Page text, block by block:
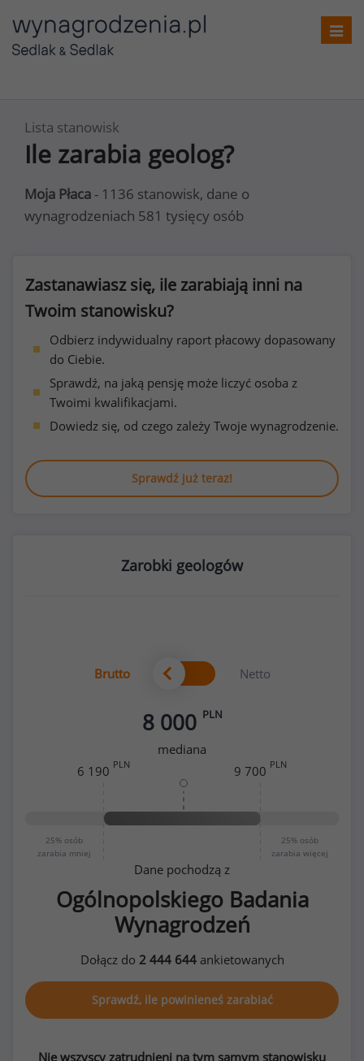
Lista stanowisk
Ile zarabia geolog?
Moja Płaca - 1136 stanowisk, dane o
wynagrodzeniach 581 tysięcy osób
Zastanawiasz się, ile zarabiają inni na
Twoim stanowisku?
Odbierz indywidualny raport płacowy dopasowany
do Ciebie.
Sprawdź, na jaką pensję może liczyć osoba z
Twoimi kwalifikacjami.
Dowiedz się, od czego zależy Twoje wynagrodzenie.
Sprawdź już teraz!
Zarobki geologów
Brutto Netto
8 000 PLN
mediana
25% osób
zarabia mniej
25% osób
zarabia więcej
6 190 PLN 9 700 PLN
Dane pochodzą z
Ogólnopolskiego Badania
Wynagrodzeń
Dołącz do 2 444 644ankietowanych
Sprawdź, ile powinieneś zarabiać
Nie wszyscy zatrudnieni na tym samym stanowisku